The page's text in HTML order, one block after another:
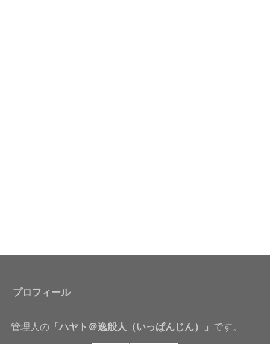
プロフィール
管理人の「ハヤト＠逸般人（いっぱんじん）」 です。